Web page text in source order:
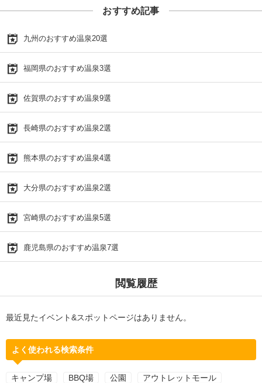
おすすめ記事
九州のおすすめ温泉20選
福岡県のおすすめ温泉3選
佐賀県のおすすめ温泉9選
長崎県のおすすめ温泉2選
熊本県のおすすめ温泉4選
大分県のおすすめ温泉2選
宮崎県のおすすめ温泉5選
鹿児島県のおすすめ温泉7選
閲覧履歴
最近見たイベント&スポットページはありません。
よく使われる検索条件
キャンプ場 BBQ場 公園 アウトレットモール